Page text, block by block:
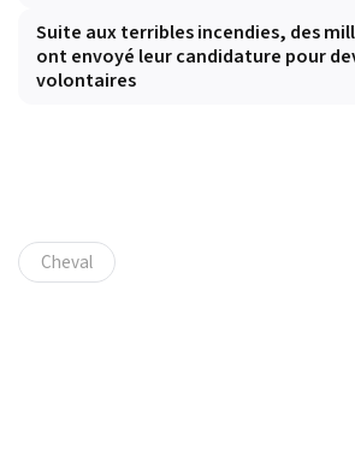
Suite aux terribles incendies, des
ont envoyé leur candidature pour
volontaires
Cheval